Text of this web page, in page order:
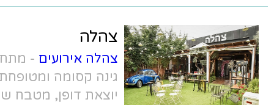
צהלה
צהלה אירועים- מתחם מעוצב ויוקרתי,
גינה קסומה ומטופחת, עם חניה, אווירה
יוצאת דופן, מטבח שף ברמה הגבוהה